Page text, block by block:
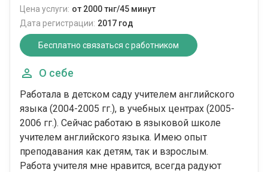
Цена услуги: от 2000 тнг/45 минут
Дата регистрации: 2017 год
Бесплатно связаться с работником
О себе
Работала в детском саду учителем английского
языка (2004-2005 гг.), в учебных центрах (2005-
2006 гг.). Сейчас работаю в языковой школе
учителем английского языка. Имею опыт
преподавания как детям, так и взрослым.
Работа учителя мне нравится, всегда радуют